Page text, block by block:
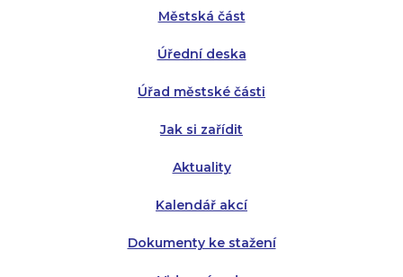
Městská část
Úřední deska
Úřad městské části
Jak si zařídit
Aktuality
Kalendář akcí
Dokumenty ke stažení
Středa:
Čtvrtek:
Pátek:
Středa:
Čtvrtek: